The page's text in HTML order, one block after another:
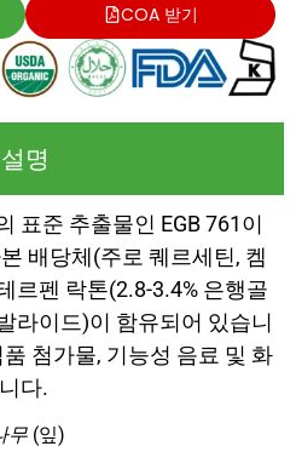
COA 받기
설명
표준 추출물인 EGB 761이
배당체(주로 퀘르세틴, 켐
르펜 락톤(2.8-3.4% 은행골
라이드)이 함유되어 있습니
첨가물, 기능성 음료 및 화
다.
무 (잎)